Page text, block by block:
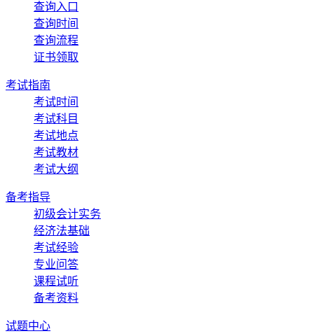
查询入口
查询时间
查询流程
证书领取
考试指南
考试时间
考试科目
考试地点
考试教材
考试大纲
备考指导
初级会计实务
经济法基础
考试经验
专业问答
课程试听
备考资料
试题中心